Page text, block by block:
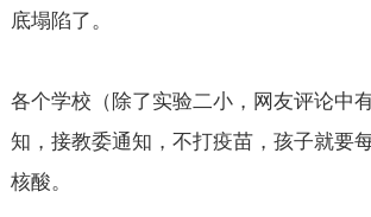
底塌陷了。
各个学校（除了实验二小，网友评论中
知，接教委通知，不打疫苗，孩子就要
核酸。